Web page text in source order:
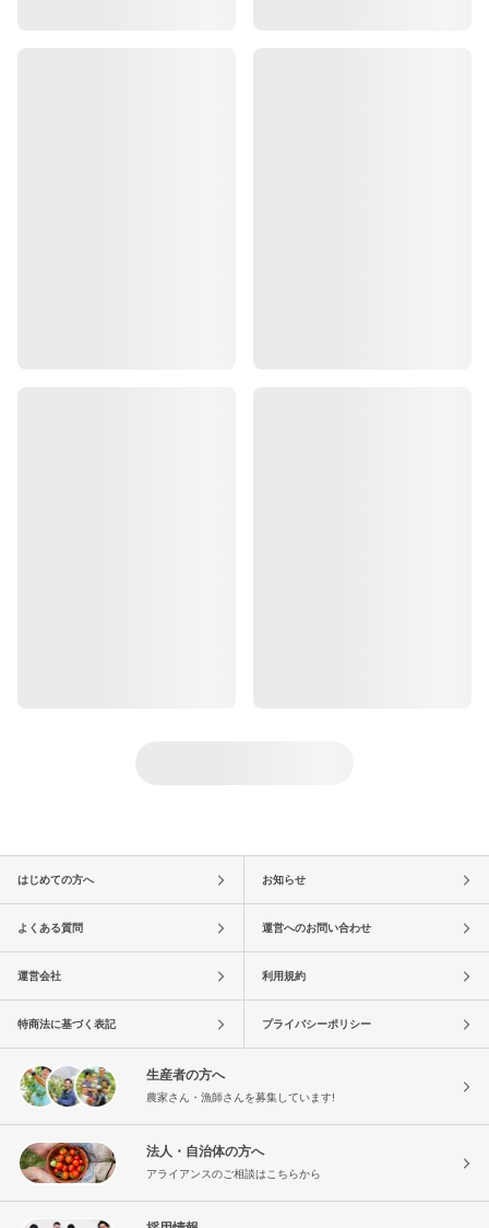
はじめての方へ お知らせ
よくある質問 運営へのお問い合わせ
運営会社 利用規約
特商法に基づく表記 プライバシーポリシー
生産者の方へ
農家さん・漁師さんを募集しています!
法人・自治体の方へ
アライアンスのご相談はこちらから